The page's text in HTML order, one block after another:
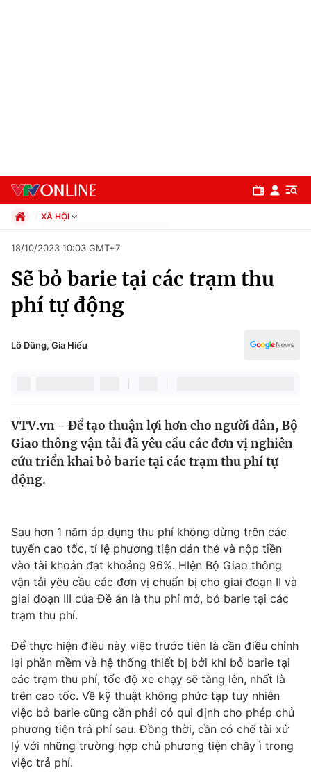
Chuyên mục
Chính trị
Xã hội
Y tế
Thế giới
Thế giới đó đây
Câu chuyện quốc tế
Tài chính
Thị trường
Góc doanh nghiệp
Dữ liệu và đời sống
Truyền hình
Phim VTV
Hậu trường
Nhân vật
Khán giả
Giải sao mai
Giải trí
Điện ảnh
Âm nhạc
Sao
Đời sống
Du lịch
Làm đẹp
Chất lượng cuộc sống
Giáo dục
Tuyển sinh
Công nghệ
XÃ HỘI
Xã hội
Pháp luật
Thể thao
Văn hóa - Giải trí
Giáo dục
18/10/2023 10:03 GMT+7
Sẽ bỏ barie tại các trạm thu
phí tự động
Lô Dũng, Gia Hiếu
VTV.vn - Để tạo thuận lợi hơn cho người dân, Bộ
Giao thông vận tải đã yêu cầu các đơn vị nghiên
cứu triển khai bỏ barie tại các trạm thu phí tự
động.
Sau hơn 1 năm áp dụng thu phí không dừng trên các
tuyến cao tốc, tỉ lệ phương tiện dán thẻ và nộp tiền
vào tài khoản đạt khoảng 96%. HIện Bộ Giao thông
vận tải yêu cầu các đơn vị chuẩn bị cho giai đoạn II và
giai đoạn III của Đề án là thu phí mở, bỏ barie tại các
trạm thu phí.
Để thực hiện điều này việc trước tiên là cần điều chỉnh
lại phần mềm và hệ thống thiết bị bởi khi bỏ barie tại
các trạm thu phí, tốc độ xe chạy sẽ tăng lên, nhất là
trên cao tốc. Về kỹ thuật không phức tạp tuy nhiên
việc bỏ barie cũng cần phải có qui định cho phép chủ
phương tiện trả phí sau. Đồng thời, cần có chế tài xử
lý với những trường hợp chủ phương tiện chây ì trong
việc trả phí.